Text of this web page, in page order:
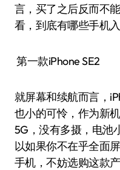
言，买了之后反而不
看，到底有哪些手机入
第一款iPhone SE2
就屏幕和续航而言，
也小的可怜，作为新
5G，没有多摄，电池
以如果你不在乎全面
手机，不妨选购这款产